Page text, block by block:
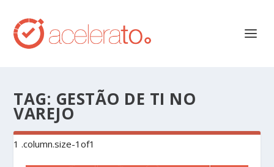
TAG: GESTÃO DE TI NO
VAREJO